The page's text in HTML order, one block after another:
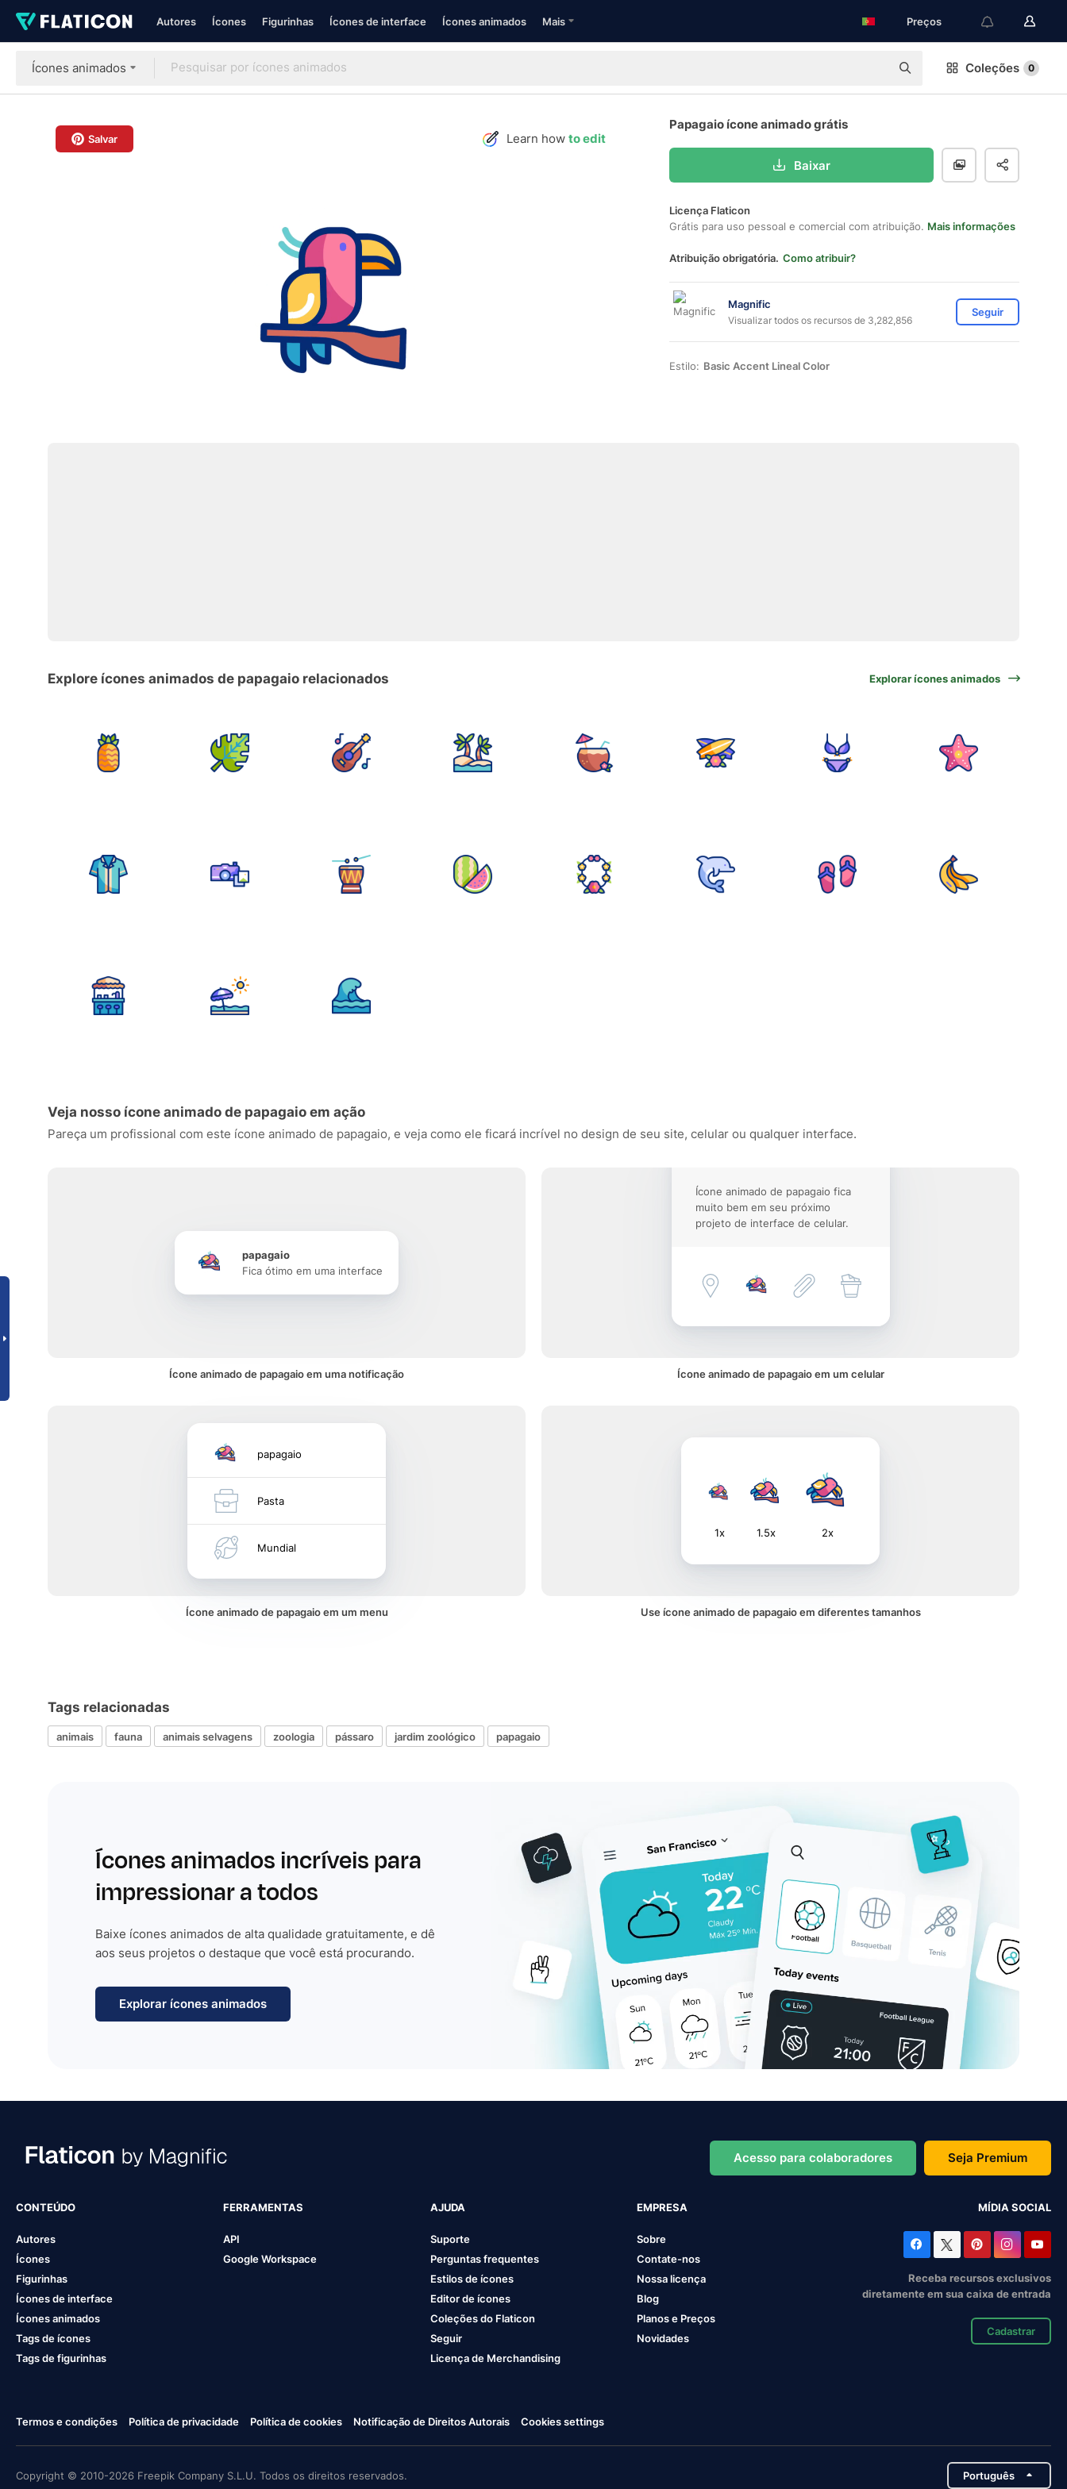
Autores Ícones Figurinhas Ícones de interface Ícones animados Mais Preços
Ícones animados Coleções 0
Salvar Learn how to edit
Papagaio ícone animado grátis
Baixar
Licença Flaticon
Grátis para uso pessoal e comercial com atribuição. Mais informações
Atribuição obrigatória. Como atribuir?
Magnific
Visualizar todos os recursos de 3,282,856
Seguir
Estilo: Basic Accent Lineal Color
Explore ícones animados de papagaio relacionados Explorar ícones animados
Veja nosso ícone animado de papagaio em ação
Pareça um profissional com este ícone animado de papagaio, e veja como ele ficará incrível no design de seu site, celular ou qualquer interface.
papagaio
Fica ótimo em uma interface
Ícone animado de papagaio em uma notificação
Ícone animado de papagaio fica
muito bem em seu próximo
projeto de interface de celular.
Ícone animado de papagaio em um celular
papagaio
Pasta
Mundial
Ícone animado de papagaio em um menu
1x 1.5x 2x
Use ícone animado de papagaio em diferentes tamanhos
Tags relacionadas
animais fauna animais selvagens zoologia pássaro jardim zoológico papagaio
Ícones animados incríveis para
impressionar a todos
Baixe ícones animados de alta qualidade gratuitamente, e dê
aos seus projetos o destaque que você está procurando.
Explorar ícones animados
Acesso para colaboradores Seja Premium
CONTEÚDO
Autores
Ícones
Figurinhas
Ícones de interface
Ícones animados
Tags de ícones
Tags de figurinhas
FERRAMENTAS
API
Google Workspace
AJUDA
Suporte
Perguntas frequentes
Estilos de ícones
Editor de ícones
Coleções do Flaticon
Seguir
Licença de Merchandising
EMPRESA
Sobre
Contate-nos
Nossa licença
Blog
Planos e Preços
Novidades
MÍDIA SOCIAL
Receba recursos exclusivos
diretamente em sua caixa de entrada
Cadastrar
Termos e condições Política de privacidade Política de cookies Notificação de Direitos Autorais Cookies settings
Copyright © 2010-2026 Freepik Company S.L.U. Todos os direitos reservados. Português